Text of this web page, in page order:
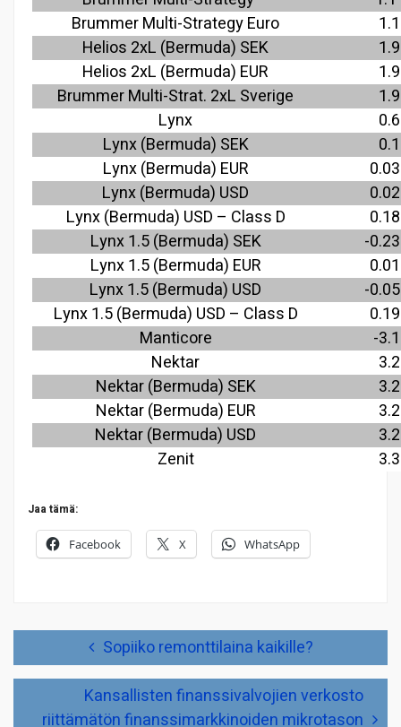
Brummer Multi-Strategy Euro
1.1
Helios 2xL (Bermuda) SEK
1.9
Helios 2xL (Bermuda) EUR
1.9
Brummer Multi-Strat. 2xL Sverige
1.9
Lynx
0.6
Lynx (Bermuda) SEK
0.1
Lynx (Bermuda) EUR
0.03
Lynx (Bermuda) USD
0.02
Lynx (Bermuda) USD – Class D
0.18
Lynx 1.5 (Bermuda) SEK
-0.23
Lynx 1.5 (Bermuda) EUR
0.01
Lynx 1.5 (Bermuda) USD
-0.05
Lynx 1.5 (Bermuda) USD – Class D
0.19
Manticore
-3.1
Nektar
3.2
Nektar (Bermuda) SEK
3.2
Nektar (Bermuda) EUR
3.2
Nektar (Bermuda) USD
3.2
Zenit
3.3
Jaa tämä:
Facebook X WhatsApp
Sopiiko remonttilaina kaikille?
Kansallisten finanssivalvojien verkosto
riittämätön finanssimarkkinoiden mikrotason